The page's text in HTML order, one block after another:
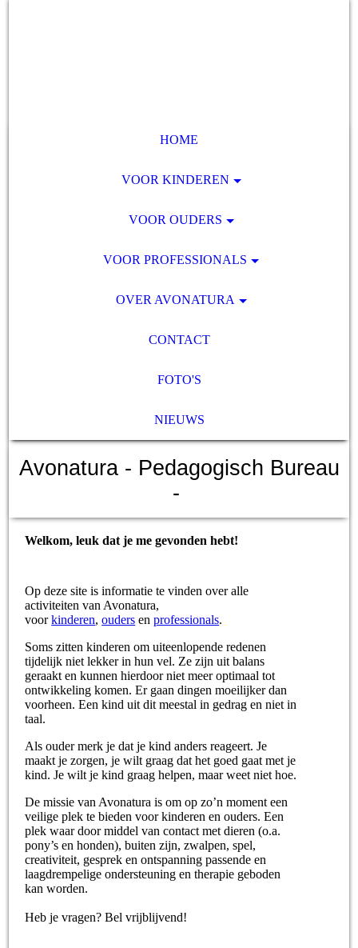
HOME
VOOR KINDEREN
VOOR OUDERS
VOOR PROFESSIONALS
OVER AVONATURA
CONTACT
FOTO'S
NIEUWS
Avonatura - Pedagogisch Bureau
-
Welkom, leuk dat je me gevonden hebt!
Op deze site is informatie te vinden over alle
activiteiten van Avonatura,
voorkinderen,ouders enprofessionals.
Soms zitten kinderen om uiteenlopende redenen
tijdelijk niet lekker in hun vel. Ze zijn uit balans
geraakt en kunnen hierdoor niet meer optimaal tot
ontwikkeling komen. Er gaan dingen moeilijker dan
voorheen. Een kind uit dit meestal in gedrag en niet in
taal.
Als ouder merk je dat je kind anders reageert. Je
maakt je zorgen, je wilt graag dat het goed gaat met je
kind. Je wilt je kind graag helpen, maar weet niet hoe.
De missie van Avonatura is om op zo’n moment een
veilige plek te bieden voor kinderen en ouders. Een
plek waar door middel van contact met dieren (o.a.
pony’s en honden), buiten zijn, zwalpen, spel,
creativiteit, gesprek en ontspanning passende en
laagdrempelige ondersteuning en therapie geboden
kan worden.
Heb je vragen? Bel vrijblijvend!